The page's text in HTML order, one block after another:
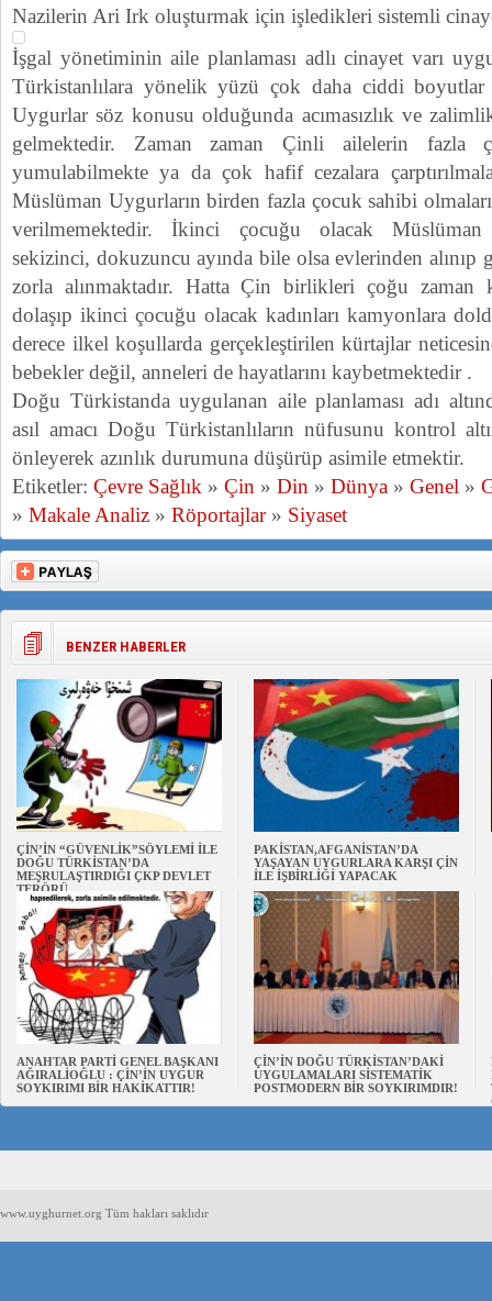
Nazilerin Ari Irk oluşturmak için işledikleri sistemli
İşgal yönetiminin aile planlaması adlı cinayet varı
Türkistanlılara yönelik yüzü çok daha ciddi boyutlar
Uygurlar söz konusu olduğunda acımasızlık ve
gelmektedir. Zaman zaman Çinli ailelerin fazla
yumulabilmekte ya da çok hafif cezalara
Müslüman Uygurların birden fazla çocuk sahibi
verilmemektedir. İkinci çocuğu olacak Müslüman
sekizinci, dokuzuncu ayında bile olsa evlerinden alınıp
zorla alınmaktadır. Hatta Çin birlikleri çoğu zaman
dolaşıp ikinci çocuğu olacak kadınları kamyonlara
derece ilkel koşullarda gerçekleştirilen kürtajlar
bebekler değil, anneleri de hayatlarını kaybetmektedir .
Doğu Türkistanda uygulanan aile planlaması adı
asıl amacı Doğu Türkistanlıların nüfusunu kontrol
önleyerek azınlık durumuna düşürüp asimile etmektir.
Etiketler: Çevre Sağlık » Çin » Din » Dünya » Genel »
» Makale Analiz » Röportajlar» Siyaset
BENZER HABERLER
ÇİN’İN “GÜVENLİK”SÖYLEMİ İLE
DOĞU TÜRKİSTAN’DA
MEŞRULAŞTIRDIĞI ÇKP DEVLET
TERÖRÜ
PAKİSTAN,AFGANİSTAN’DA
YAŞAYAN UYGURLARA KARŞI ÇİN
İLE İŞBİRLİĞİ YAPACAK
ANAHTAR PARTİ GENEL BAŞKANI
AĞIRALİOĞLU : ÇİN’İN UYGUR
SOYKIRIMI BİR HAKİKATTIR!
ÇİN’İN DOĞU TÜRKİSTAN’DAKİ
UYGULAMALARI SİSTEMATİK
POSTMODERN BİR SOYKIRIMDIR!
www.uyghurnet.org Tüm hakları saklıdır